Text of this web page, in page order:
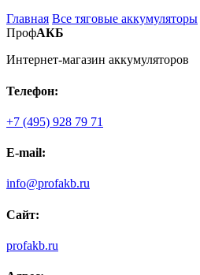
Главная Все тяговые аккумуляторы
ПрофАКБ
Интернет-магазин аккумуляторов
Телефон:
+7 (495) 928 79 71
E-mail:
info@profakb.ru
Сайт:
profakb.ru